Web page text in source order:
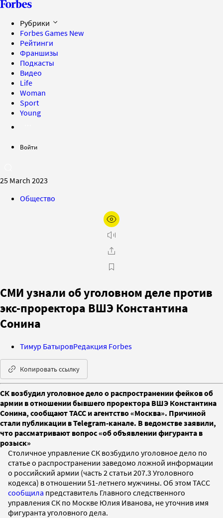
Рубрики
Forbes Games New
Рейтинги
Франшизы
Подкасты
Видео
Life
Woman
Sport
Young
Войти
25 March 2023
Общество
СМИ узнали об уголовном деле против
экс-проректора ВШЭ Константина
Сонина
Тимур БатыровРедакция Forbes
Копировать ссылку
СК возбудил уголовное дело о распространении фейков об
армии в отношении бывшего проректора ВШЭ Константина
Сонина, сообщают ТАСС и агентство «Москва». Причиной
стали публикации в Telegram-канале. В ведомстве заявили,
что рассматривают вопрос «об объявлении фигуранта в
розыск»
Столичное управление СК возбудило уголовное дело по
статье о распространении заведомо ложной информации
о российский армии (часть 2 статьи 207.3 Уголовного
кодекса) в отношении 51-летнего мужчины. Об этом ТАСС
сообщила представитель Главного следственного
управления СК по Москве Юлия Иванова, не уточнив имя
фигуранта уголовного дела.